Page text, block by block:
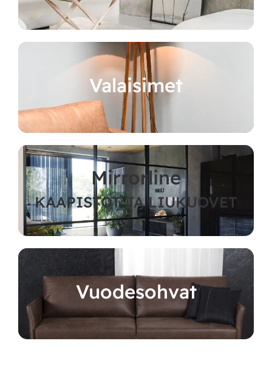
Valaisimet
Mirrorline
KAAPISTOT JA LIUKUOVET
Vuodesohvat